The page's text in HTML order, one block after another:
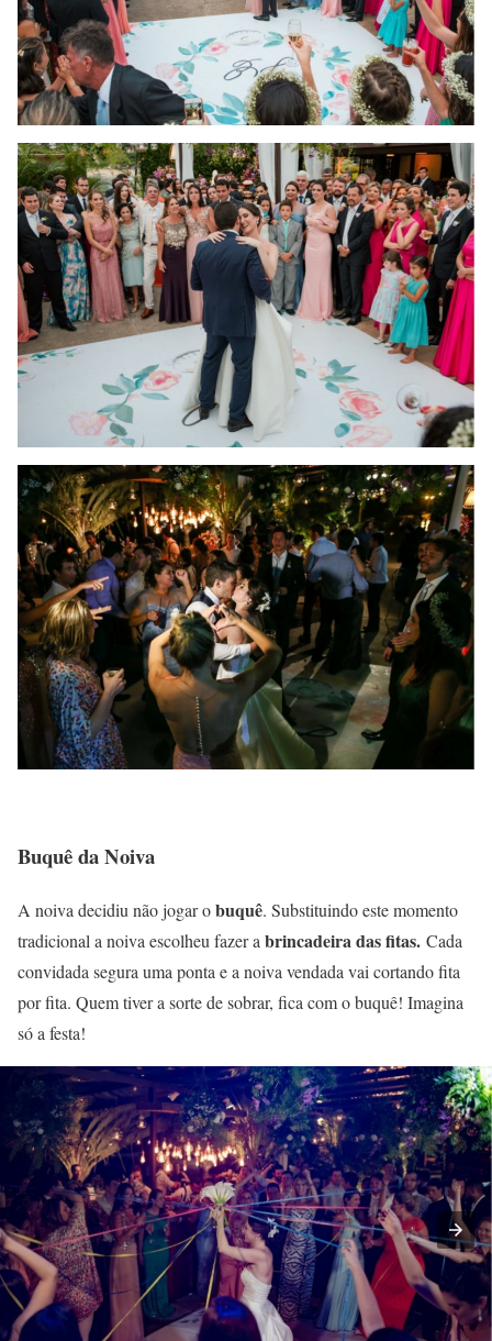
Buquê da Noiva
A noiva decidiu não jogar obuquê. Substituindo este momento
tradicional a noiva escolheu fazer a brincadeira das fitas. Cada
convidada segura uma ponta e a noiva vendada vai cortando fita
por fita. Quem tiver a sorte de sobrar, fica com o buquê! Imagina
só a festa!